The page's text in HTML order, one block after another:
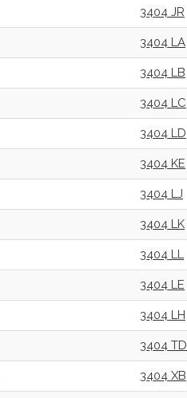
3404 JR
3404 LA
3404 LB
3404 LC
3404 LD
3404 KE
3404 LJ
3404 LK
3404 LL
3404 LE
3404 LH
3404 TD
3404 XB